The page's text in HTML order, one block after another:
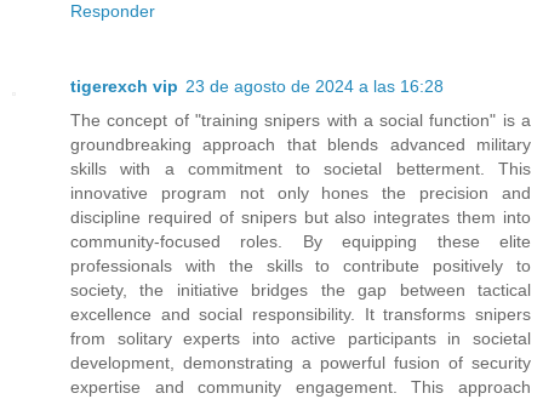
Responder
tigerexch vip 23 de agosto de 2024 a las 16:28
The concept of "training snipers with a social function" is a
groundbreaking approach that blends advanced military
skills with a commitment to societal betterment. This
innovative program not only hones the precision and
discipline required of snipers but also integrates them into
community-focused roles. By equipping these elite
professionals with the skills to contribute positively to
society, the initiative bridges the gap between tactical
excellence and social responsibility. It transforms snipers
from solitary experts into active participants in societal
development, demonstrating a powerful fusion of security
expertise and community engagement. This approach